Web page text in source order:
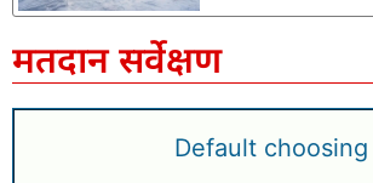
मतदान सर्वेक्षण
Default choosing